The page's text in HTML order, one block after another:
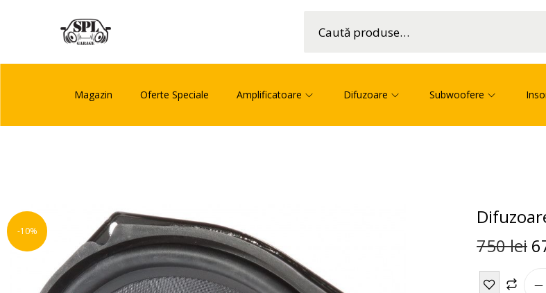
Magazin Oferte Speciale Amplificatoare Difuzoare Subwoofere
-10%
750lei